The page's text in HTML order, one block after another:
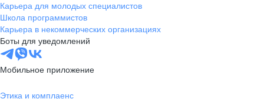
Карьера для молодых специалистов
Школа программистов
Карьера в некоммерческих организациях
Боты для уведомлений
Мобильное приложение
Этика и комплаенс